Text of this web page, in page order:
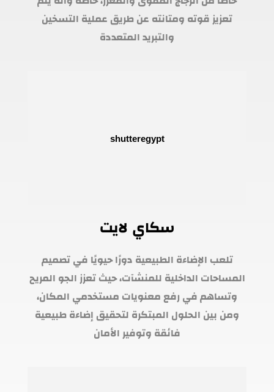
تعزيز قوته ومتانته عن طريق عملية التسخين
والتبريد المتعددة
سكاي لايت
تلعب الإضاءة الطبيعية دورًا حيويًا في تصميم
المساحات الداخلية للمنشآت، حيث تعزز الجو المريح
وتساهم في رفع معنويات مستخدمي المكان،
ومن بين الحلول المبتكرة لتحقيق إضاءة طبيعية
فائقة وتوفير الأمان